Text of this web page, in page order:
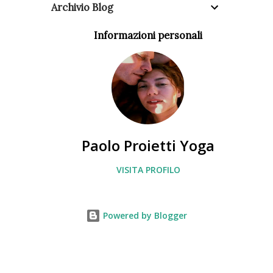
Archivio Blog
Informazioni personali
Paolo Proietti Yoga
VISITA PROFILO
Powered by Blogger